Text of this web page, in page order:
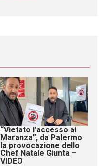
“Vietato l’accesso ai
Maranza”, da Palermo
la provocazione dello
Chef Natale Giunta –
VIDEO